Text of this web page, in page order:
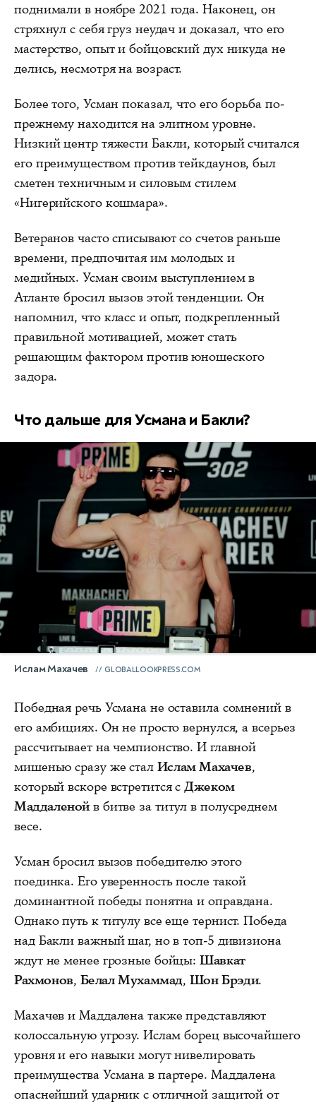
поднимали в ноябре 2021 года. Наконец, он
стряхнул с себя груз неудач и доказал, что его
мастерство, опыт и бойцовский дух никуда не
делись, несмотря на возраст.
Более того, Усман показал, что его борьба по-
прежнему находится на элитном уровне.
Низкий центр тяжести Бакли, который считался
его преимуществом против тейкдаунов, был
сметен техничным и силовым стилем
«Нигерийского кошмара».
Ветеранов часто списывают со счетов раньше
времени, предпочитая им молодых и
медийных. Усман своим выступлением в
Атланте бросил вызов этой тенденции. Он
напомнил, что класс и опыт, подкрепленный
правильной мотивацией, может стать
решающим фактором против юношеского
задора.
Что дальше для Усмана и Бакли?
Ислам Махачев GLOBALLOOKPRESS.COM
Победная речь Усмана не оставила сомнений в
его амбициях. Он не просто вернулся, а всерьез
рассчитывает на чемпионство. И главной
мишенью сразу же стал Ислам Махачев,
который вскоре встретится сДжеком
Маддаленой в битве за титул в полусреднем
весе.
Усман бросил вызов победителю этого
поединка. Его уверенность после такой
доминантной победы понятна и оправдана.
Однако путь к титулу все еще тернист. Победа
над Бакли важный шаг, но в топ-5 дивизиона
ждут не менее грозные бойцы:Шавкат
Рахмонов, Белал Мухаммад, Шон Брэди.
Махачев и Маддалена также представляют
колоссальную угрозу. Ислам борец высочайшего
уровня и его навыки могут нивелировать
преимущества Усмана в партере. Маддалена
опаснейший ударник с отличной защитой от